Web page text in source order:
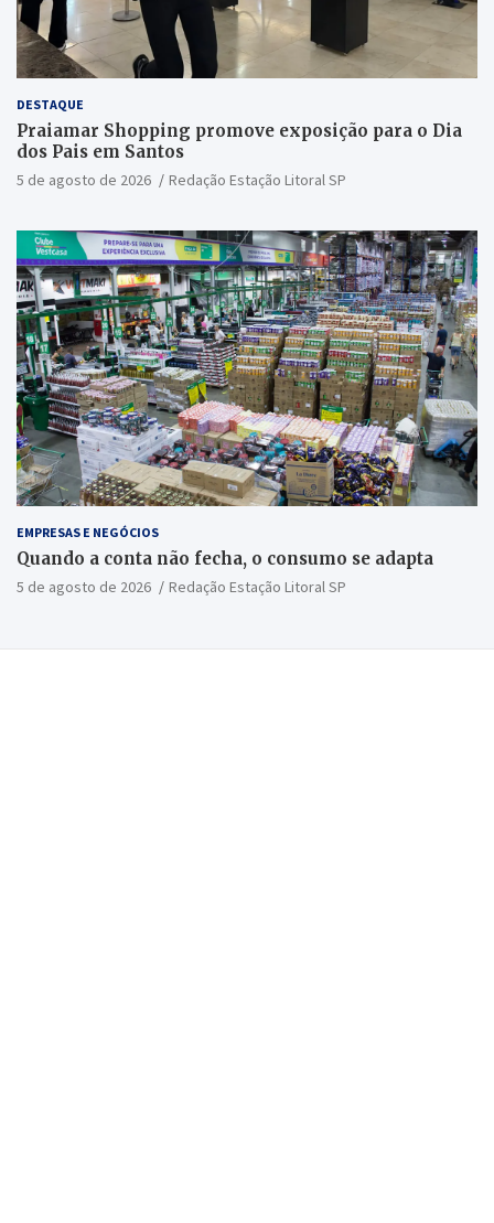
DESTAQUE
Praiamar Shopping promove exposição para o Dia
dos Pais em Santos
5 de agosto de 2026 Redação Estação Litoral SP
EMPRESAS E NEGÓCIOS
Quando a conta não fecha, o consumo se adapta
5 de agosto de 2026 Redação Estação Litoral SP